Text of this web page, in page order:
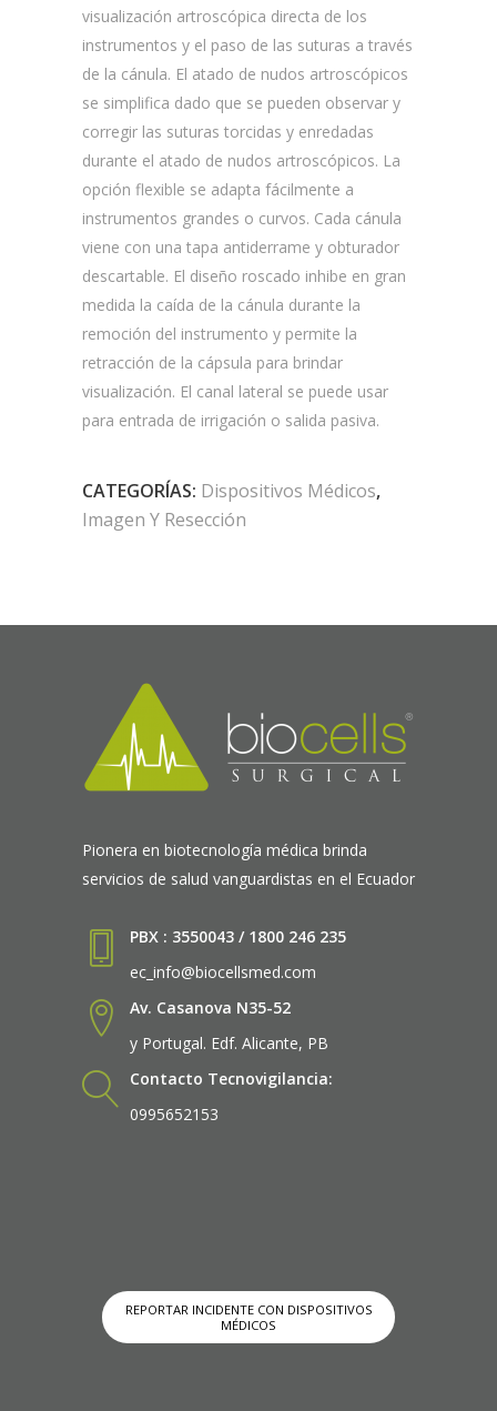
visualización artroscópica directa de los
instrumentos y el paso de las suturas a través
de la cánula. El atado de nudos artroscópicos
se simplifica dado que se pueden observar y
corregir las suturas torcidas y enredadas
durante el atado de nudos artroscópicos. La
opción flexible se adapta fácilmente a
instrumentos grandes o curvos. Cada cánula
viene con una tapa antiderrame y obturador
descartable. El diseño roscado inhibe en gran
medida la caída de la cánula durante la
remoción del instrumento y permite la
retracción de la cápsula para brindar
visualización. El canal lateral se puede usar
para entrada de irrigación o salida pasiva.
CATEGORÍAS: Dispositivos Médicos,
Imagen Y Resección
Pionera en biotecnología médica brinda
servicios de salud vanguardistas en el Ecuador
PBX : 3550043 / 1800 246 235
ec_info@biocellsmed.com
Av. Casanova N35-52
y Portugal. Edf. Alicante, PB
Contacto Tecnovigilancia:
0995652153
REPORTAR INCIDENTE CON DISPOSITIVOS
MÉDICOS